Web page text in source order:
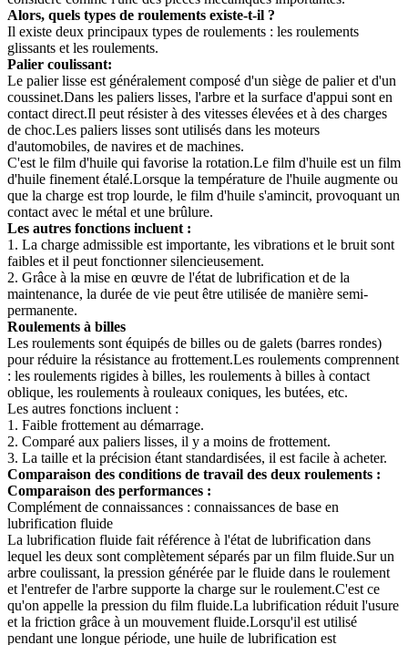
Alors, quels types de roulements existe-t-il ?
Il existe deux principaux types de roulements : les roulements
glissants et les roulements.
Palier coulissant:
Le palier lisse est généralement composé d'un siège de palier et d'un
coussinet.Dans les paliers lisses, l'arbre et la surface d'appui sont en
contact direct.Il peut résister à des vitesses élevées et à des charges
de choc.Les paliers lisses sont utilisés dans les moteurs
d'automobiles, de navires et de machines.
C'est le film d'huile qui favorise la rotation.Le film d'huile est un film
d'huile finement étalé.Lorsque la température de l'huile augmente ou
que la charge est trop lourde, le film d'huile s'amincit, provoquant un
contact avec le métal et une brûlure.
Les autres fonctions incluent :
1. La charge admissible est importante, les vibrations et le bruit sont
faibles et il peut fonctionner silencieusement.
2. Grâce à la mise en œuvre de l'état de lubrification et de la
maintenance, la durée de vie peut être utilisée de manière semi-
permanente.
Roulements à billes
Les roulements sont équipés de billes ou de galets (barres rondes)
pour réduire la résistance au frottement.Les roulements comprennent
: les roulements rigides à billes, les roulements à billes à contact
oblique, les roulements à rouleaux coniques, les butées, etc.
Les autres fonctions incluent :
1. Faible frottement au démarrage.
2. Comparé aux paliers lisses, il y a moins de frottement.
3. La taille et la précision étant standardisées, il est facile à acheter.
Comparaison des conditions de travail des deux roulements :
Comparaison des performances :
Complément de connaissances : connaissances de base en
lubrification fluide
La lubrification fluide fait référence à l'état de lubrification dans
lequel les deux sont complètement séparés par un film fluide.Sur un
arbre coulissant, la pression générée par le fluide dans le roulement
et l'entrefer de l'arbre supporte la charge sur le roulement.C'est ce
qu'on appelle la pression du film fluide.La lubrification réduit l'usure
et la friction grâce à un mouvement fluide.Lorsqu'il est utilisé
pendant une longue période, une huile de lubrification est